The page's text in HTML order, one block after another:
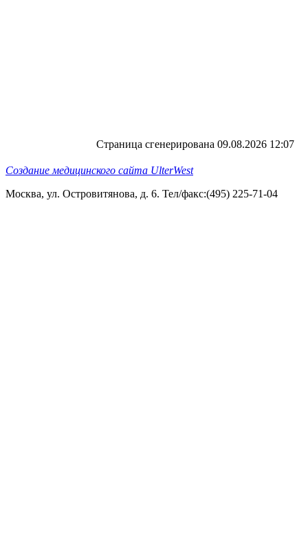
Страница сгенерирована 09.08.2026 12:07
Создание медицинского сайта UlterWest
Москва, ул. Островитянова, д. 6. Тел/факс:(495) 225-71-04